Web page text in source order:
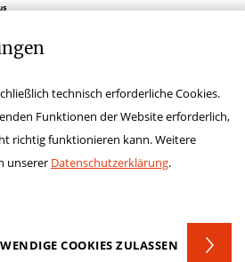
technisch erforderliche Cookies.
Funktionen der Website erforderlich,
richtig funktionieren kann. Weitere
unserer Datenschutzerklärung.
COOKIES ZULASSEN